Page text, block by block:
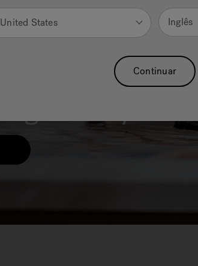
United States Inglês
Continuar